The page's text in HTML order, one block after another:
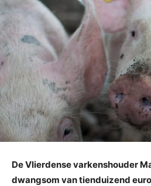
De Vlierdense varkenshouder
dwangsom van tienduizend